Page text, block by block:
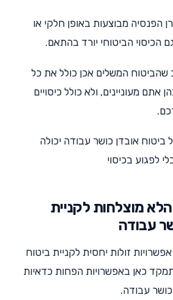
הפנסיה מבוצעות באופן חלקי או
הכיסוי הביטוחי יורד בהתאם.
שהביטוח המשלים אכן כולל את כל
אתם מעוניינים, ולא כולל כיסויים
ביטוח אובדן כושר עבודה יכולה
לפגוע בכיסוי
הלא מוצלחות לקניית
עבודה
זולות יחסית לקניית ביטוח
כאן באפשרויות הפחות כדאיות
עבודה.